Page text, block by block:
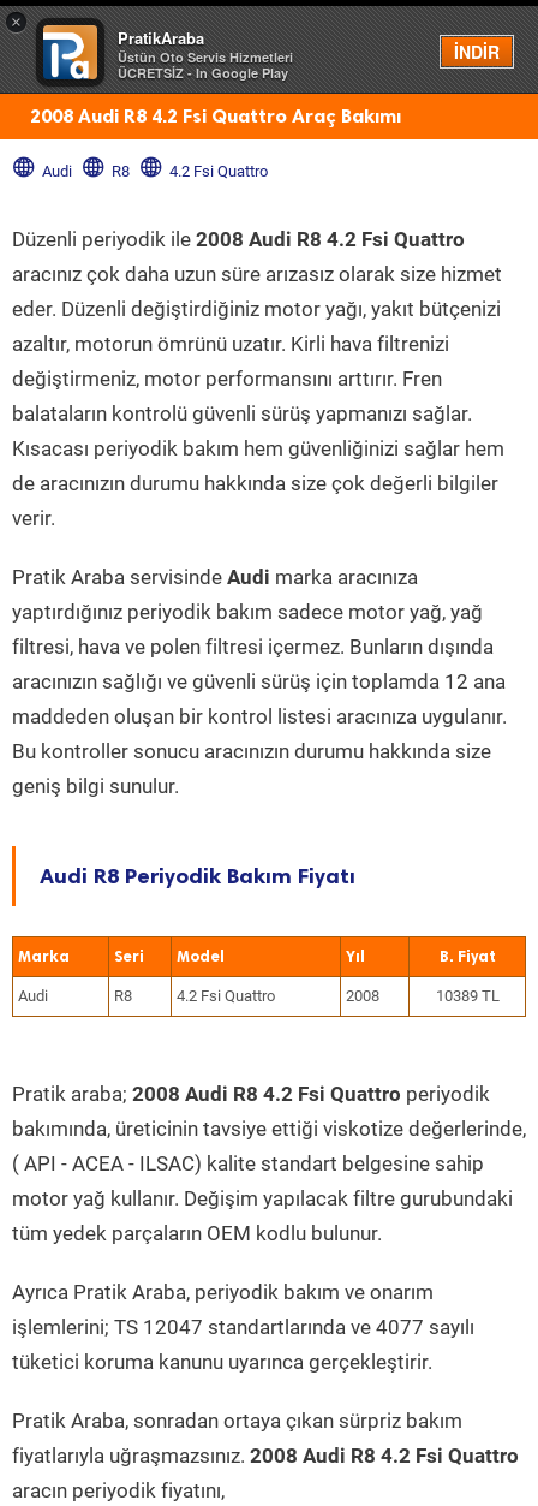
×
PratikAraba
Üstün Oto Servis Hizmetleri
ÜCRETSİZ - In Google Play
İNDİR
Menü
2008 Audi R8 4.2 Fsi Quattro Araç Bakımı
Audi R8 4.2 Fsi Quattro
Düzenli periyodik ile 2008 Audi R8 4.2 Fsi Quattro
aracınız çok daha uzun süre arızasız olarak size hizmet
eder. Düzenli değiştirdiğiniz motor yağı, yakıt bütçenizi
azaltır, motorun ömrünü uzatır. Kirli hava filtrenizi
değiştirmeniz, motor performansını arttırır. Fren
balataların kontrolü güvenli sürüş yapmanızı sağlar.
Kısacası periyodik bakım hem güvenliğinizi sağlar hem
de aracınızın durumu hakkında size çok değerli bilgiler
verir.
Pratik Araba servisinde Audi marka aracınıza
yaptırdığınız periyodik bakım sadece motor yağ, yağ
filtresi, hava ve polen filtresi içermez. Bunların dışında
aracınızın sağlığı ve güvenli sürüş için toplamda 12 ana
maddeden oluşan bir kontrol listesi aracınıza uygulanır.
Bu kontroller sonucu aracınızın durumu hakkında size
geniş bilgi sunulur.
Audi R8 Periyodik Bakım Fiyatı
Marka Seri Model Yıl
Audi R8 4.2 Fsi Quattro 2008 10389 TL
Pratik araba; 2008 Audi R8 4.2 Fsi Quattro periyodik
bakımında, üreticinin tavsiye ettiği viskotize değerlerinde,
( API - ACEA - ILSAC) kalite standart belgesine sahip
motor yağ kullanır. Değişim yapılacak filtre gurubundaki
tüm yedek parçaların OEM kodlu bulunur.
Ayrıca Pratik Araba, periyodik bakım ve onarım
işlemlerini; TS 12047 standartlarında ve 4077 sayılı
tüketici koruma kanunu uyarınca gerçekleştirir.
Pratik Araba, sonradan ortaya çıkan sürpriz bakım
fiyatlarıyla uğraşmazsınız. 2008 Audi R8 4.2 Fsi Quattro
aracın periyodik fiyatını,